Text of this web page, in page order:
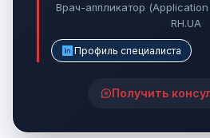
Врач-аппликатор
RH.UA
Профиль специалиста
Получить